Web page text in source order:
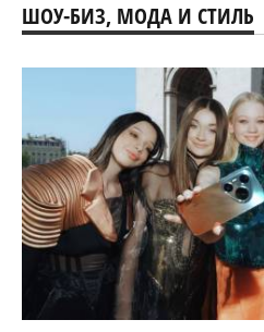
ШОУ-БИЗ, МОДА И СТИЛЬ